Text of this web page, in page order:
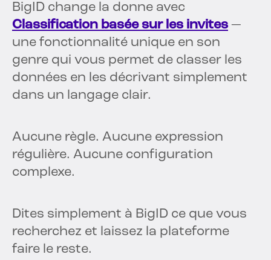
BigID change la donne avec
Classification basée sur les invites—
une fonctionnalité unique en son
genre qui vous permet de classer les
données en les décrivant simplement
dans un langage clair.
Aucune règle. Aucune expression
régulière. Aucune configuration
complexe.
Dites simplement à BigID ce que vous
recherchez et laissez la plateforme
faire le reste.